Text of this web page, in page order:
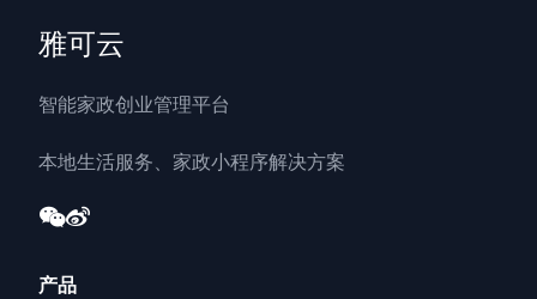
雅可云
智能家政创业管理平台
本地生活服务、家政小程序解决方案
产品